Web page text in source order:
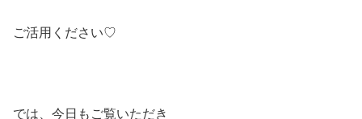
ご活用ください♡
では、今日もご覧いただき